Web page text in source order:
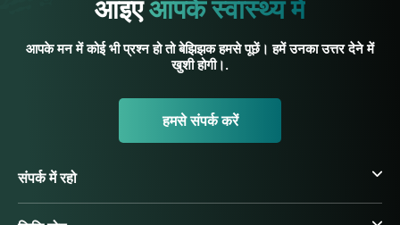
आइएआपके स्वास्थ्य में
आपके मन में कोई भी प्रश्न हो तो बेझिझक हमसे पूछें। हमें उनका उत्तर देने में
खुशी होगी।.
हमसे संपर्क करें
संपर्क में रहो